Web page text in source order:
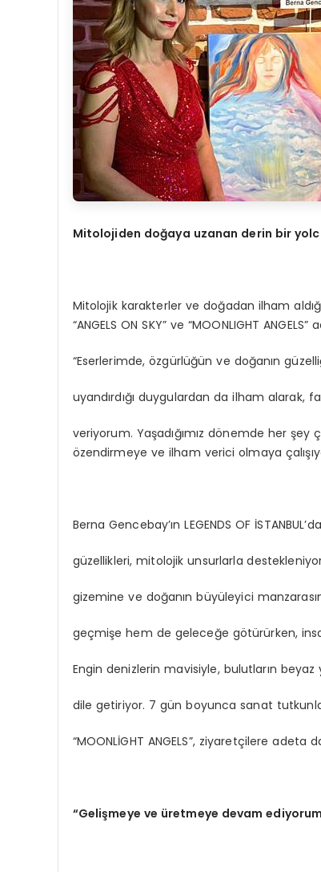
Mitolojiden doğaya uzanan derin bir
Mitolojik karakterler ve doğadan ilham
“ANGELS ON SKY” ve “MOONLIGHT
“Eserlerimde, özgürlüğün ve doğanın
uyandırdığı duygulardan da ilham alarak,
veriyorum. Yaşadığımız dönemde her
özendirmeye ve ilham verici olmaya
Berna Gencebay’ın LEGENDS OF
güzellikleri, mitolojik unsurlarla
gizemine ve doğanın büyüleyici
geçmişe hem de geleceğe götürürken,
Engin denizlerin mavisiyle, bulutların
dile getiriyor. 7 gün boyunca sanat
“MOONLİGHT ANGELS”, ziyaretçilere
“Gelişmeye ve üretmeye devam